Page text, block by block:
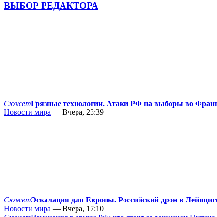
ВЫБОР РЕДАКТОРА
СюжетГрязные технологии. Атаки РФ на выборы во
Новости мира — Вчера, 23:39
СюжетЭскалация для Европы. Российский дрон в
Новости мира — Вчера, 17:10